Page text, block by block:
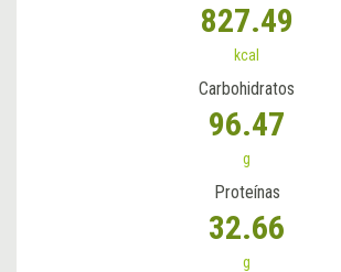
827.49
kcal
Carbohidratos
96.47
g
Proteínas
32.66
g